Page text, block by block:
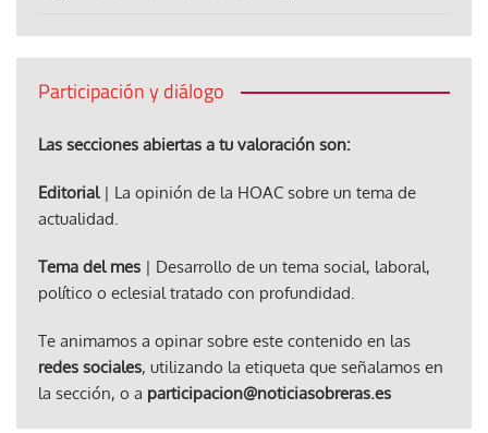
Participación y diálogo
Las secciones abiertas a tu valoración son:
Editorial| La opinión de la HOAC sobre un tema de
actualidad.
Tema del mes | Desarrollo de un tema social, laboral,
político o eclesial tratado con profundidad.
Te animamos a opinar sobre este contenido en las
redes sociales, utilizando la etiqueta que señalamos en
la sección, o a participacion@noticiasobreras.es